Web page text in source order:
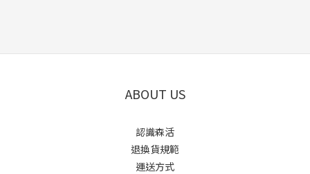
ABOUT US
認識森活
退換貨規範
運送方式